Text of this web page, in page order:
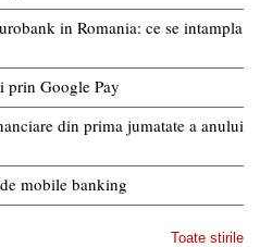
in Romania: ce se intampla
prin Google Pay
din prima jumatate a anului
mobile banking
Toate stirile